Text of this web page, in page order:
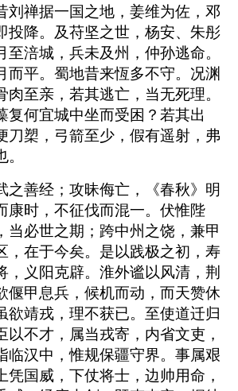
刘禅据一国之地，姜维为佐，邓
投降。及苻坚之世，杨安、朱彤
至涪城，兵未及州，仲孙逃命。
而平。蜀地昔来恆多不守。况渊
肉至亲，若其逃亡，当无死理。
复何宜城中坐而受困？若其出
刀槊，弓箭至少，假有遥射，弗
之善经；攻昧侮亡，《春秋》明
康时，不征伐而混一。伏惟陛
当必世之期；跨中州之饶，兼甲
，在于今矣。是以践极之初，寿
，义阳克辟。淮外谧以风清，荆
偃甲息兵，候机而动，而天赞休
欲靖戎，理不获已。至使道迁归
以不才，属当戎寄，内省文吏，
临汉中，惟规保疆守界。事属艰
凭国威，下仗将士，边帅用命，